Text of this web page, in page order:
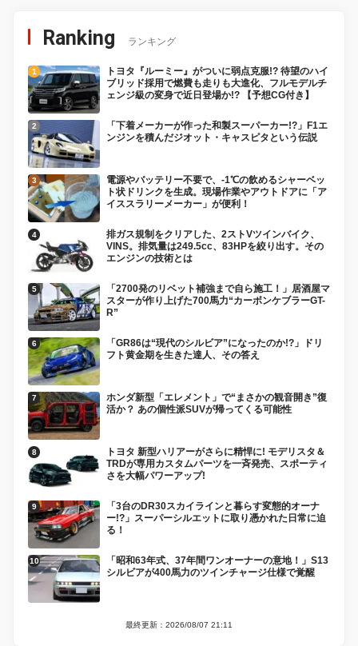
Ranking ランキング
トヨタ『ルーミー』がついに弱点克服!? 待望のハイ
ブリッド採用で燃費も走りも大進化、フルモデルチ
ェンジ級の変身で近日登場か!? 【予想CG付き】
「下着メーカーが作った和製スーパーカー!?」F1エ
ンジンを積んだジオット・キャスピタという伝説
電源やバッテリー不要で、-1℃の飲めるシャーベッ
ト状ドリンクを生成。現場作業やアウトドアに「ア
イススラリーメーカー」が便利！
排ガス規制をクリアした、2ストVツインバイク、
VINS。排気量は249.5cc、83HPを絞り出す。その
エンジンの技術とは
「2700発のリベット補強まで自ら施工！」居酒屋マ
スターが作り上げた700馬力“カーボンケブラーGT-
R”
「GR86は“現代のシルビア”になったのか!?」ドリ
フト黄金期を生きた達人、その答え
ホンダ新型「エレメント」で“まさかの観音開き”復
活か？ あの個性派SUVが帰ってくる可能性
トヨタ 新型ハリアーがさらに精悍に! モデリスタ＆
TRDが専用カスタムパーツを一斉発売、スポーティ
さを大幅パワーアップ!
「3台のDR30スカイラインと暮らす変態的オーナ
ー!?」スーパーシルエットに取り憑かれた日常に迫
る！
「昭和63年式、37年間ワンオーナーの意地！」S13
シルビアが400馬力のツインチャージ仕様で覚醒
最終更新：2026/08/07 21:11